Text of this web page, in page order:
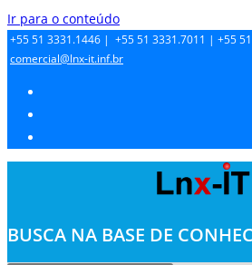
Ir para o conteúdo
+55 51 3331.1446 | +55 51 3331.7011 | +55
comercial@lnx-it.inf.br
BUSCA NA BASE DE